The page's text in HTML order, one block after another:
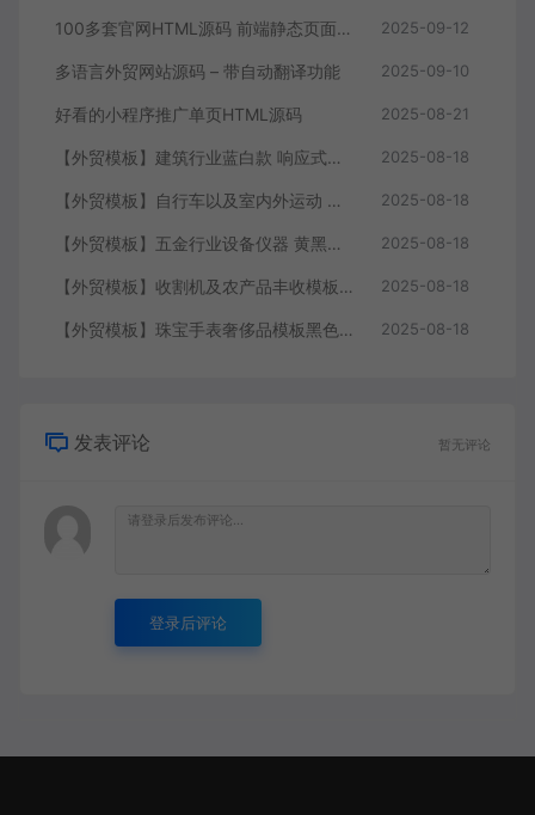
100多套官网HTML源码 前端静态页面源码 2025-09-12
多语言外贸网站源码 – 带自动翻译功能 2025-09-10
好看的小程序推广单页HTML源码 2025-08-21
【外贸模板】建筑行业蓝白款 响应式模板静态html文件 2025-08-18
【外贸模板】自行车以及室内外运动 黑灰 响应式模板静态html文件 2025-08-18
【外贸模板】五金行业设备仪器 黄黑款 响应式模板静态html文件 2025-08-18
【外贸模板】收割机及农产品丰收模板 绿色 响应式模板静态html文件 2025-08-18
【外贸模板】珠宝手表奢侈品模板黑色 响应式模板静态html文件 2025-08-18
发表评论 暂无评论
登录后评论